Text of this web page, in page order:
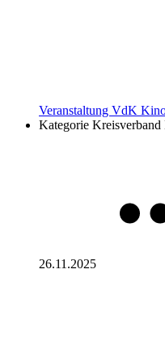
Veranstaltung VdK
Kategorie Kreisverband
26.11.2025